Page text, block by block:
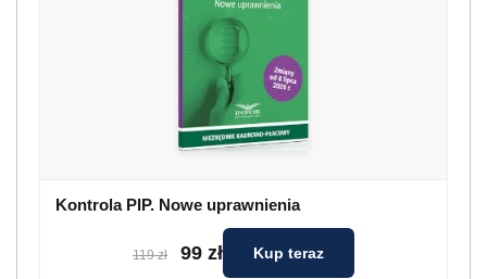
Kontrola PIP. Nowe uprawnienia
119 zł 99 zł Kup teraz